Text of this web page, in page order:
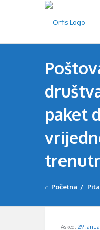
paket
Početna /
Asked: 29